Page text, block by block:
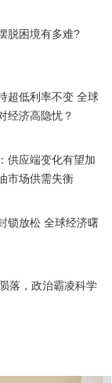
脱困境有多难?
超低利率不变 全球
经济高隐忧？
供应端变化有望加
市场供需失衡
锁放松 全球经济曙
落，政治霸凌科学